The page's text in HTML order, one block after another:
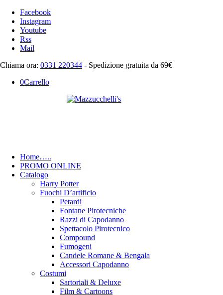
Facebook
Instagram
Youtube
Rss
Mail
Chiama ora: 0331 220344 - Spedizione gratuita da 69€
0Carrello
Home…..
PROMO ONLINE
Catalogo
Harry Potter
Fuochi D’artificio
Petardi
Fontane Pirotecniche
Razzi di Capodanno
Spettacolo Pirotecnico
Compound
Fumogeni
Candele Romane & Bengala
Accessori Capodanno
Costumi
Sartoriali & Deluxe
Film & Cartoons